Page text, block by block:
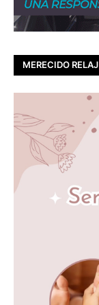
MERECIDO RELAJ